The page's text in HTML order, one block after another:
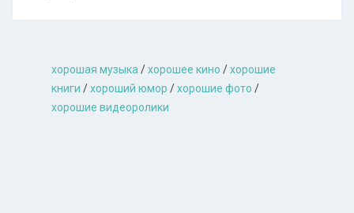
хорошая музыкa /хорошее кино /хорошие
книги /хороший юмор /хорошие фото /
хорошие видеоролики